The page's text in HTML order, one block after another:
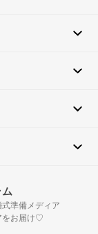
ム
準備メディア
をお届け♡